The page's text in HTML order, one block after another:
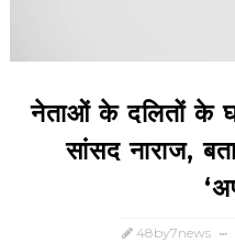
नेताओं के दलितों के
सांसद नाराज,
48by7news